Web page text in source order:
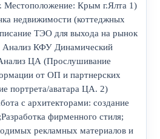
Местоположение: Крым г.Ялта 1)
недвижимости (коттеджных
ТЭО для выхода на рынок
Анализ КФУ Динамический
ЦА (Прослушивание
от ОП и партнерских
портрета/аватара ЦА. 2)
с архитекторами: создание
фирменного стиля;
рекламных материалов и